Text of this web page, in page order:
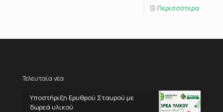
Περισσότερα
Τελευταία νέα
Υποστήριξη Ερυθρού Σταυρού με
δωρεά υλικού